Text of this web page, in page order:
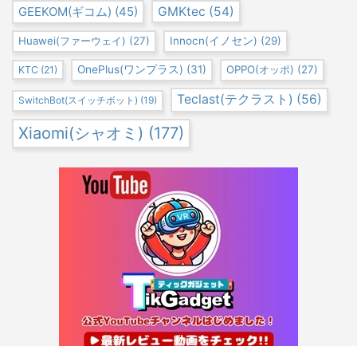
GEEKOM(ギコム) (45) GMKtec (54)
Huawei(ファーウェイ) (27) Innocn(イノセン) (29)
KTC (21) OnePlus(ワンプラス) (31) OPPO(オッポ) (27)
SwitchBot(スイッチボット) (19) Teclast(テクラスト) (56)
Xiaomi(シャオミ) (177)